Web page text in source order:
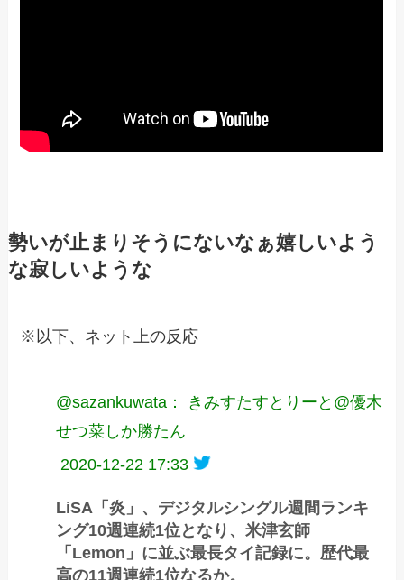
勢いが止まりそうにないなぁ嬉しいよう
な寂しいような
※以下、ネット上の反応
@sazankuwata： きみすたすとりーと@優木
せつ菜しか勝たん
2020-12-22 17:33
LiSA「炎」、デジタルシングル週間ランキ
ング10週連続1位となり、米津玄師
「Lemon」に並ぶ最長タイ記録に。歴代最
高の11週連続1位なるか。